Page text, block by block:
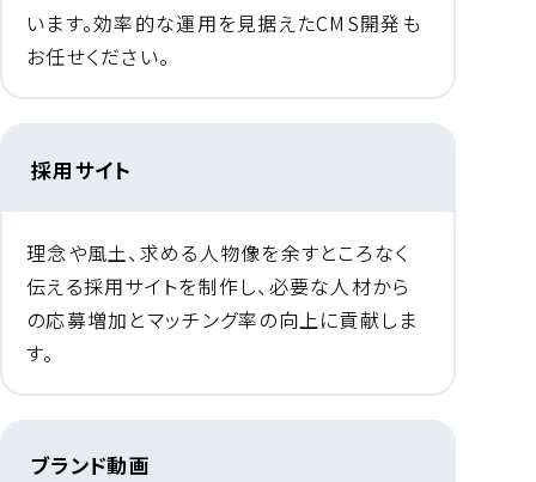
います。効率的な運用を見据えたCMS開発も
お任せください。
採用サイト
理念や風土、求める人物像を余すところなく
伝える採用サイトを制作し、必要な人材から
の応募増加とマッチング率の向上に貢献しま
す。
ブランド動画